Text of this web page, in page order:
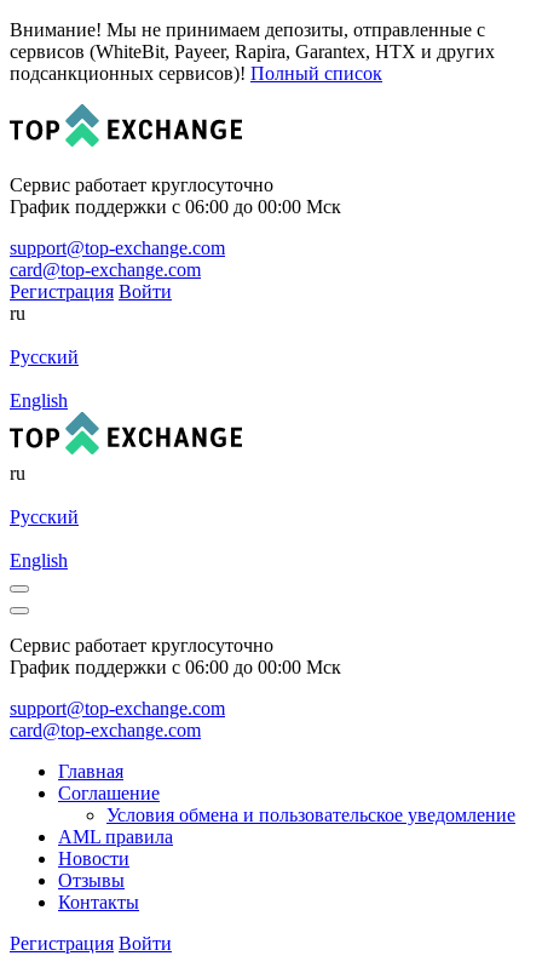
Внимание! Мы не принимаем депозиты, отправленные с
сервисов (WhiteBit, Payeer, Rapira, Garantex, HTX и других
подсанкционных сервисов)! Полный список
Сервис работает круглосуточно
График поддержки с 06:00 до 00:00 Мск
support@top-exchange.com
card@top-exchange.com
Регистрация Войти
ru
Русский
English
ru
Русский
English
Сервис работает круглосуточно
График поддержки с 06:00 до 00:00 Мск
support@top-exchange.com
card@top-exchange.com
Главная
Соглашение
Условия обмена и пользовательское уведомление
AML правила
Новости
Отзывы
Контакты
Регистрация Войти